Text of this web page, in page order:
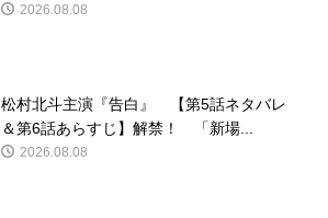
2026.08.08
松村北斗主演『告白』 【第5話ネタバレ
＆第6話あらすじ】解禁！ 「新場...
2026.08.08